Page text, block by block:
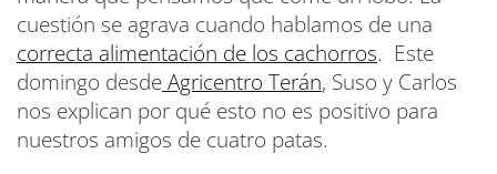
cuestión se agrava cuando hablamos de una
correcta alimentación de los cachorros. Este
domingo desdeAgricentro Terán, Suso y Carlos
nos explican por qué esto no es positivo para
nuestros amigos de cuatro patas.